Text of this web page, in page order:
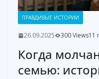
ПРАВДИВЫЕ ИСТОРИИ
26.09.2025 300 Views11
Когда
семью: